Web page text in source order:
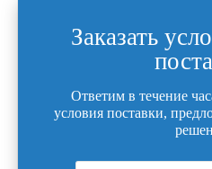
Заказать
Ответим в течение
условия поставки,